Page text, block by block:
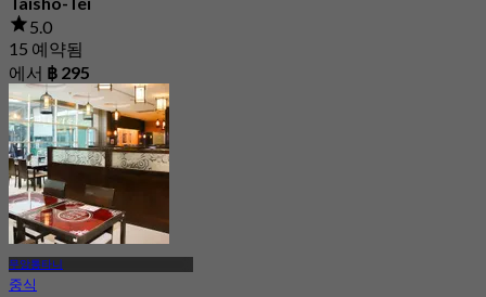
5.0
15 예약됨
에서 ฿ 295
무앙통타니
중식